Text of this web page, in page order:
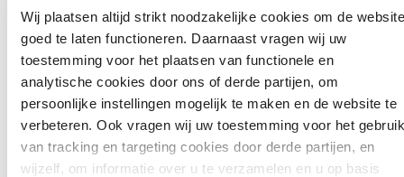
Wij plaatsen altijd strikt noodzakelijke cookies om de website
goed te laten functioneren. Daarnaast vragen wij uw
toestemming voor het plaatsen van functionele en
analytische cookies door ons of derde partijen, om
persoonlijke instellingen mogelijk te maken en de website te
verbeteren. Ook vragen wij uw toestemming voor het gebruik
van tracking en targeting cookies door derde partijen, en
wijzelf, om informatie over u te verzamelen en u op basis
ALL PRODUCTS
GEL NAIL
Filter Sort